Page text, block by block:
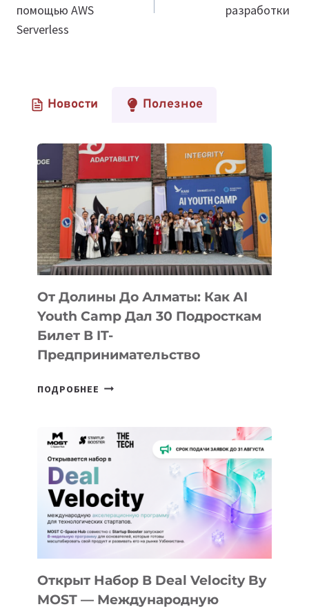
помощью AWS
Serverless
разработки
Новости Полезное
От Долины До Алматы: Как AI
Youth Camp Дал 30 Подросткам
Билет В IT-
Предпринимательство
ПОДРОБНЕЕ ОТ
АЛМАТЫ:
КАК
AI
YOUTH
CAMP
ДАЛ
30
ПОДРОСТКАМ
БИЛЕТ
В
Открыт Набор В Deal Velocity By
MOST — Международную